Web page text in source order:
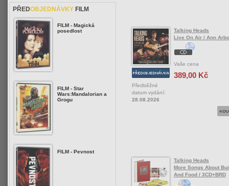
Předběžné
datum vydání:
28.08.2026
Talking Heads
Live On Air / Ann
Vaše cena
389,00 Kč
Talking Heads
More Songs About
And Food / 3CD+BRD
PŘEDOBJEDNÁVKY FILM
FILM - Magická
posedlost
FILM - Star
Wars:Mandalorian a
Grogu
FILM - Pevnost